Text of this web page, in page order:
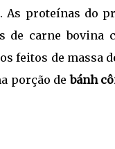
proteínas do
carne bovina
feitos de massa
porção debánh